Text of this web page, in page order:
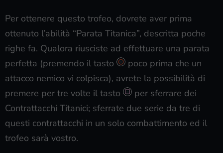
Per ottenere questo trofeo, dovrete aver prima
ottenuto l’abilità “Parata Titanica”, descritta poche
righe fa. Qualora riusciste ad effettuare una parata
perfetta (premendo il tasto
poco prima che un
attacco nemico vi colpisca), avrete la possibilità di
premere per tre volte il tasto
per sferrare dei
Contrattacchi Titanici; sferrate due serie da tre di
questi contrattacchi in un solo combattimento ed il
trofeo sarà vostro.